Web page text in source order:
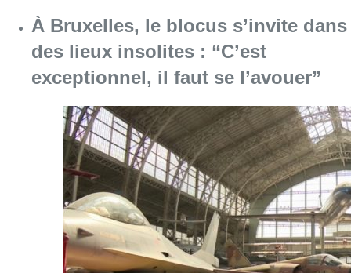
À Bruxelles, le blocus s’invite dans
des lieux insolites : “C’est
exceptionnel, il faut se l’avouer”